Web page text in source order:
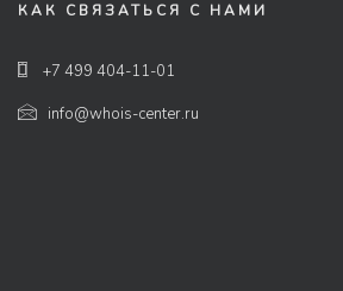
КАК СВЯЗАТЬСЯ С НАМИ
+7 499 404-11-01
info@whois-center.ru